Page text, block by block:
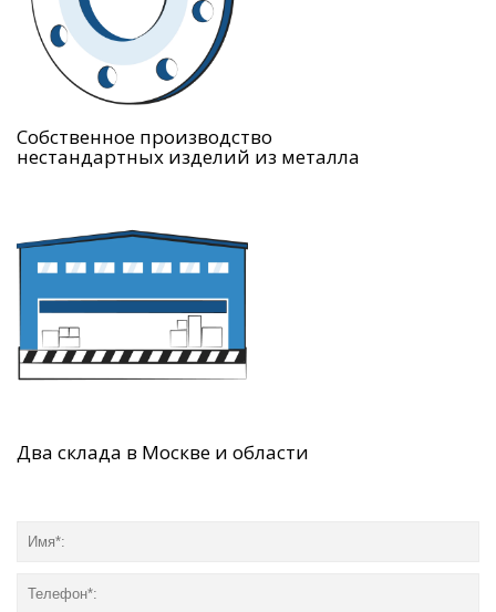
Собственное производство
нестандартных изделий из металла
Два склада в Москве и области